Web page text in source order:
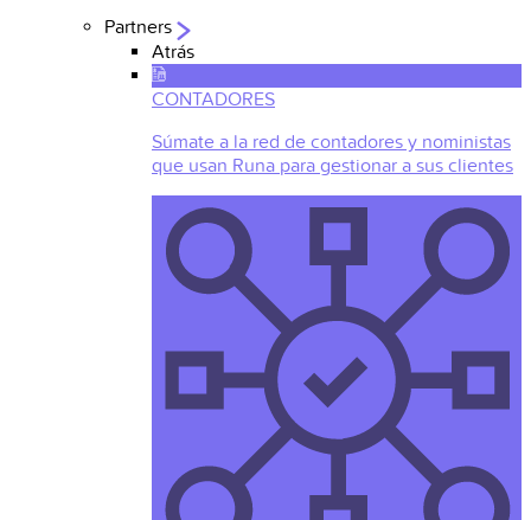
Partners
Atrás
CONTADORES
Súmate a la red de contadores y noministas
que usan Runa para gestionar a sus clientes